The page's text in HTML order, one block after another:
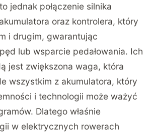
jednak połączenie silnika
oraz kontrolera, który
i drugim, gwarantując
lub wsparcie pedałowania. Ich
jest zwiększona waga, która
wszystkim z akumulatora, który
i technologii może ważyć
Dlatego właśnie
w elektrycznych rowerach